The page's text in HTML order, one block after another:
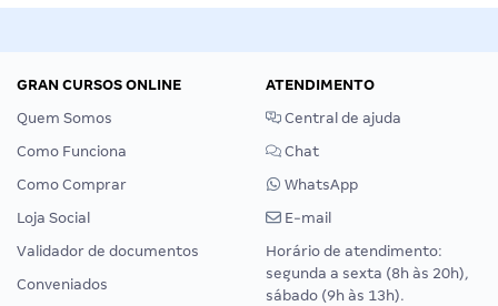
GRAN CURSOS ONLINE
Quem Somos
Como Funciona
Como Comprar
Loja Social
Validador de documentos
Conveniados
ATENDIMENTO
Central de ajuda
Chat
WhatsApp
E-mail
Horário de atendimento:
segunda a sexta (8h às 20h),
sábado (9h às 13h).